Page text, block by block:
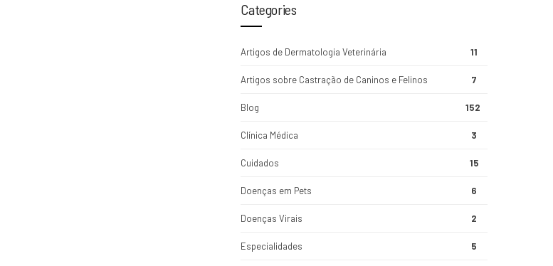
Categories
Artigos de Dermatologia Veterinária 11
Artigos sobre Castração de Caninos e Felinos 7
Blog 152
Clínica Médica 3
Cuidados 15
Doenças em Pets 6
Doenças Virais 2
Especialidades 5